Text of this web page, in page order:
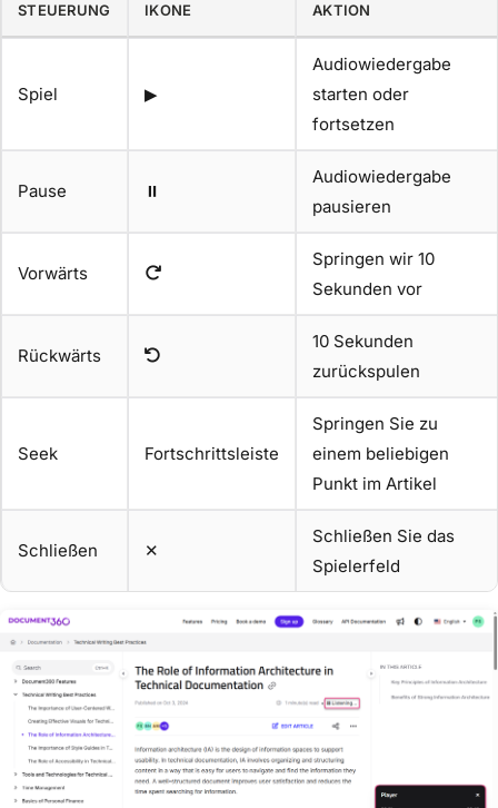
STEUERUNG IKONE AKTION
Spiel ▶
Audiowiedergabe
starten oder
fortsetzen
Pause ⏸
Audiowiedergabe
pausieren
Vorwärts
Springen wir 10
Sekunden vor
Rückwärts
10 Sekunden
zurückspulen
Seek Fortschrittsleiste
Springen Sie zu
einem beliebigen
Punkt im Artikel
Schließen ✕
Schließen Sie das
Spielerfeld